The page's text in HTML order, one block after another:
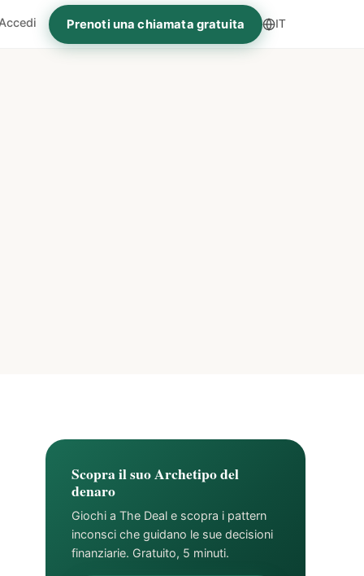
Prenoti una chiamata gratuita IT
Scopra il suo Archetipo del
denaro
Giochi a The Deal e scopra i pattern
inconsci che guidano le sue decisioni
finanziarie. Gratuito, 5 minuti.